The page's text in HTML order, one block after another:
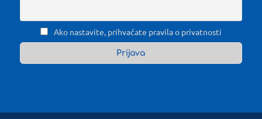
Ako nastavite, prihvaćate pravila o privatnosti